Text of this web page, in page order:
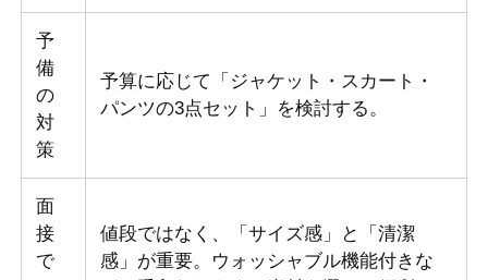
予
備
の
対
策
予算に応じて「ジャケット・スカート・
パンツの3点セット」を検討する。
面
接
で
値段ではなく、「サイズ感」と「清潔
感」が重要。ウォッシャブル機能付きな